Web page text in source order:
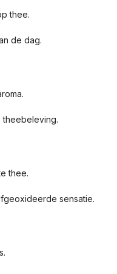
thee.
de dag.
thee.
sensatie.